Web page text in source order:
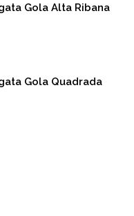
Gola Alta Ribana
Gola Quadrada